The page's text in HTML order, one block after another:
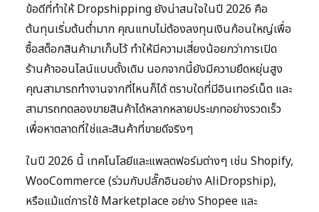
ข้อดีที่ทำให้ Dropshipping ยังน่าสนใจในปี 2026 คือ
ต้นทุนเริ่มต้นต่ำมาก คุณแทบไม่ต้องลงทุนเงินก้อนใหญ่เพื่อ
ซื้อสต็อกสินค้ามาเก็บไว้ ทำให้มีความเสี่ยงน้อยกว่าการเปิด
ร้านค้าออนไลน์แบบดั้งเดิม นอกจากนี้ยังมีความยืดหยุ่นสูง
คุณสามารถทำงานจากที่ไหนก็ได้ ตราบใดที่มีอินเทอร์เน็ต และ
สามารถทดลองขายสินค้าได้หลากหลายประเภทอย่างรวดเร็ว
เพื่อหาตลาดที่ใช่และสินค้าที่ขายดีจริงๆ
ในปี 2026 นี้ เทคโนโลยีและแพลตฟอร์มต่างๆ เช่น Shopify,
WooCommerce (ร่วมกับปลั๊กอินอย่าง AliDropship),
หรือแม้แต่การใช้ Marketplace อย่าง Shopee และ